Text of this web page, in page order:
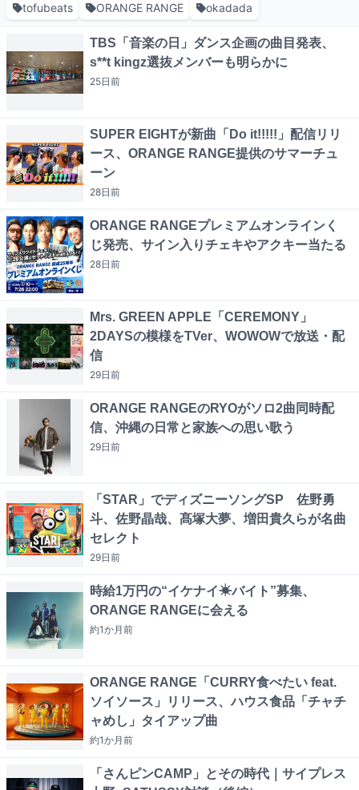
tofubeats
ORANGE RANGE okadada
TBS「音楽の日」ダンス企画の曲目発表、
s**t kingz選抜メンバーも明らかに
25日前
SUPER EIGHTが新曲「Do it!!!!!」配信リリ
ース、ORANGE RANGE提供のサマーチュ
ーン
28日前
ORANGE RANGEプレミアムオンラインく
じ発売、サイン入りチェキやアクキー当たる
28日前
Mrs. GREEN APPLE「CEREMONY」
2DAYSの模様をTVer、WOWOWで放送・配
信
29日前
ORANGE RANGEのRYOがソロ2曲同時配
信、沖縄の日常と家族への思い歌う
29日前
「STAR」でディズニーソングSP 佐野勇
斗、佐野晶哉、髙塚大夢、増田貴久らが名曲
セレクト
29日前
時給1万円の“イケナイ☀バイト”募集、
ORANGE RANGEに会える
約1か月前
ORANGE RANGE「CURRY食べたい feat.
ソイソース」リリース、ハウス食品「チャチ
ャめし」タイアップ曲
約1か月前
「さんピンCAMP」とその時代｜サイプレス